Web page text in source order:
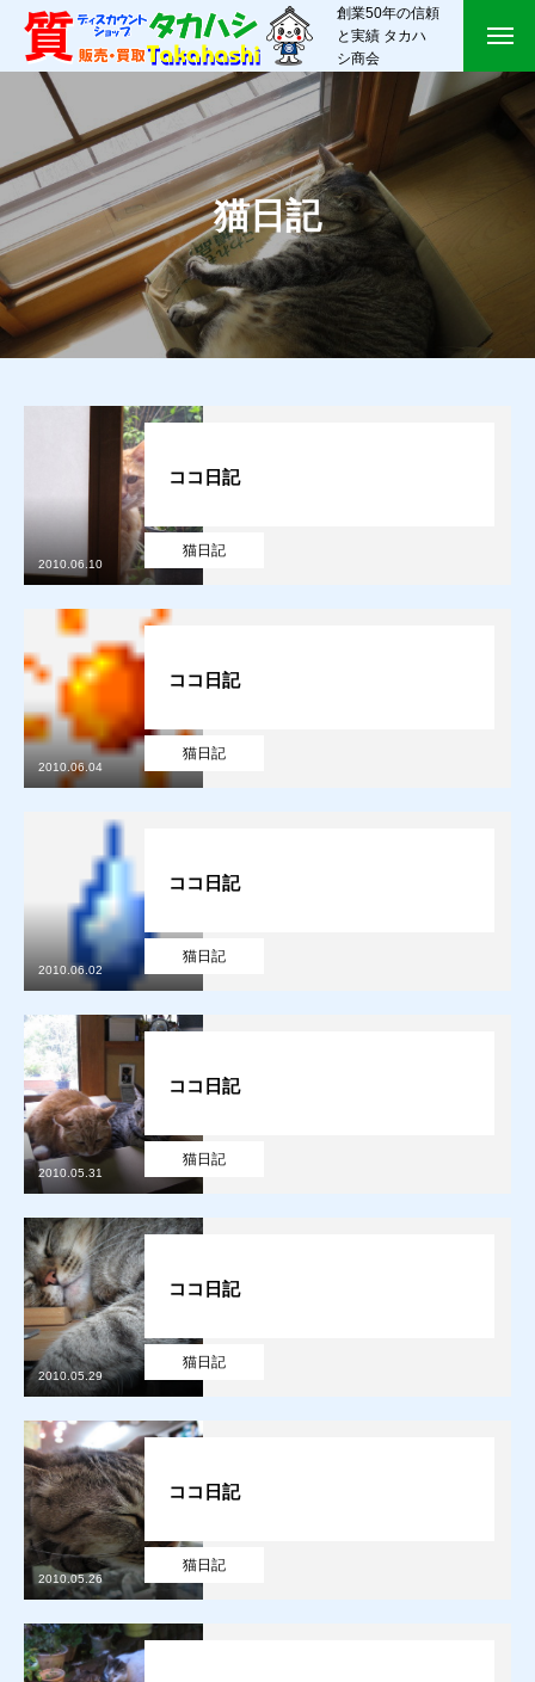
創業50年の信頼
と実績 タカハ
シ商会
猫日記
猫日記
ココ日記
2010.06.10
猫日記
ココ日記
2010.06.04
猫日記
ココ日記
2010.06.02
猫日記
ココ日記
2010.05.31
猫日記
ココ日記
2010.05.29
猫日記
ココ日記
2010.05.26